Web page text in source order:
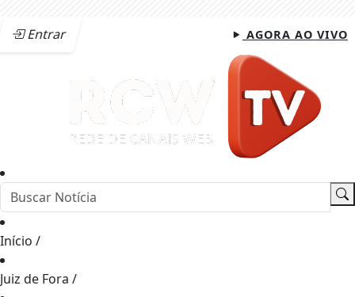
Entrar AGORA AO VIVO
Início /
Juiz de Fora /